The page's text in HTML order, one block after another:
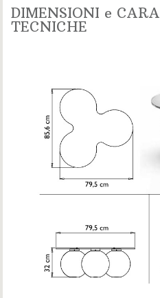
DIMENSIONI e
TECNICHE